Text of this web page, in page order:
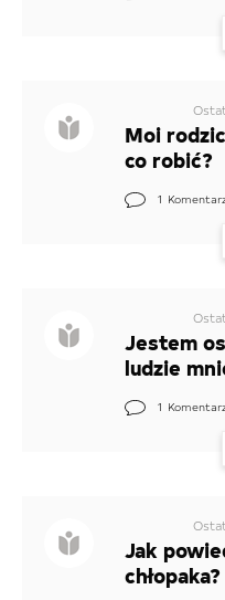
Moi
co robić?
1
Jestem
ludzie
1
Jak
chłopaka?